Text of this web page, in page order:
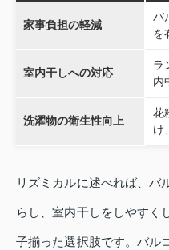
家事負担の軽減
バ
を
室内干しへの対応
ラ
内
洗濯物の衛生性向上
花
け
リズミカルに述べれば、バ
らし、室内干しをしやすく
子揃った選択肢です。バル